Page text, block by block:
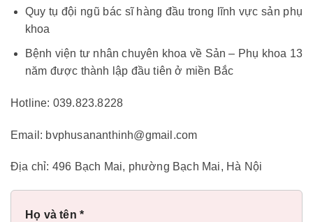
Quy tụ đội ngũ bác sĩ hàng đầu trong lĩnh vực sản phụ
khoa
Bệnh viện tư nhân chuyên khoa về Sản – Phụ khoa 13
năm được thành lập đầu tiên ở miền Bắc
Hotline: 039.823.8228
Email: bvphusananthinh@gmail.com
Địa chỉ: 496 Bạch Mai, phường Bạch Mai, Hà Nội
Họ và tên *